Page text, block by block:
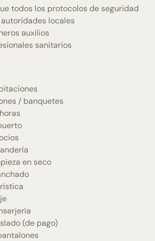
todos los protocolos de seguridad
locales
auxilios
sanitarios
/ banquetes
en seco
(de pago)